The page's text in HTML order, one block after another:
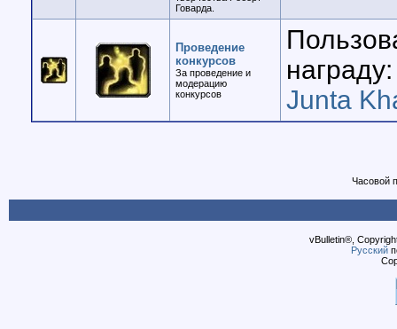
Говарда.
Проведение
конкурсов
За проведение и
модерацию
конкурсов
Junta
Часовой
vBulletin®,
Русский